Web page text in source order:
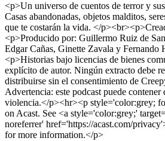
<p>Un universo de cuentos de terror y
Casas abandonadas, objetos malditos,
que te costarán la vida. </
<p>Producido por: Guillermo Ruiz de
Edgar Cañas, Ginette Zavala y Fernando
<p>Historias bajo licencias de bienes
explícito de autor. Ningún extracto debe
distribuirse sin el consentimiento de
Advertencia: este podcast puede contener
violencia.</p><hr><p style='color:grey;
on Acast. See <a style='color:grey;'
noreferrer' href='https://acast.com/
for more information.</p>